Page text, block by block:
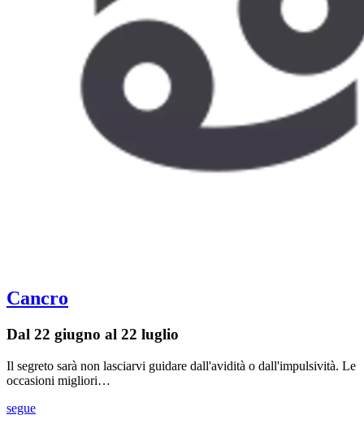
Cancro
Dal 22 giugno al 22 luglio
Il segreto sarà non lasciarvi guidare dall'avidità o dall'impulsività. Le
occasioni migliori…
segue